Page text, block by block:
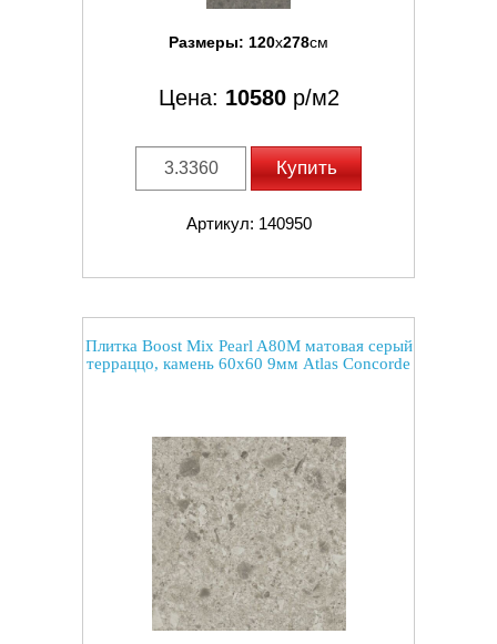
Размеры: 120x278см
Цена: 10580р/м2
Купить
Артикул: 140950
Плитка Boost Mix Pearl A80M матовая серый
терраццо, камень 60x60 9мм Atlas Concorde